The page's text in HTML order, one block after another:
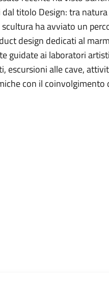
titolo Design: tra natura
ha avviato un
design dedicati al
guidate ai laboratori
escursioni alle cave,
con il coinvolgimento